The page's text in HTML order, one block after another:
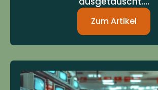
Zum Artikel